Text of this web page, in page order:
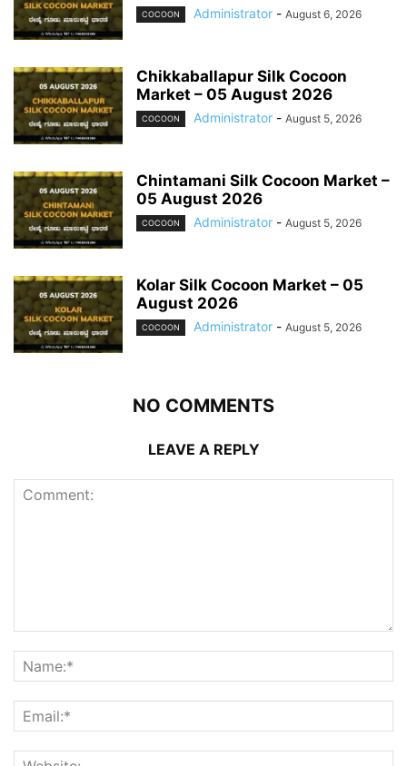
COCOON Administrator - August 6, 2026
Chikkaballapur Silk Cocoon
Market – 05 August 2026
COCOON Administrator - August 5, 2026
Chintamani Silk Cocoon Market –
05 August 2026
COCOON Administrator - August 5, 2026
Kolar Silk Cocoon Market – 05
August 2026
COCOON Administrator - August 5, 2026
NO COMMENTS
LEAVE A REPLY